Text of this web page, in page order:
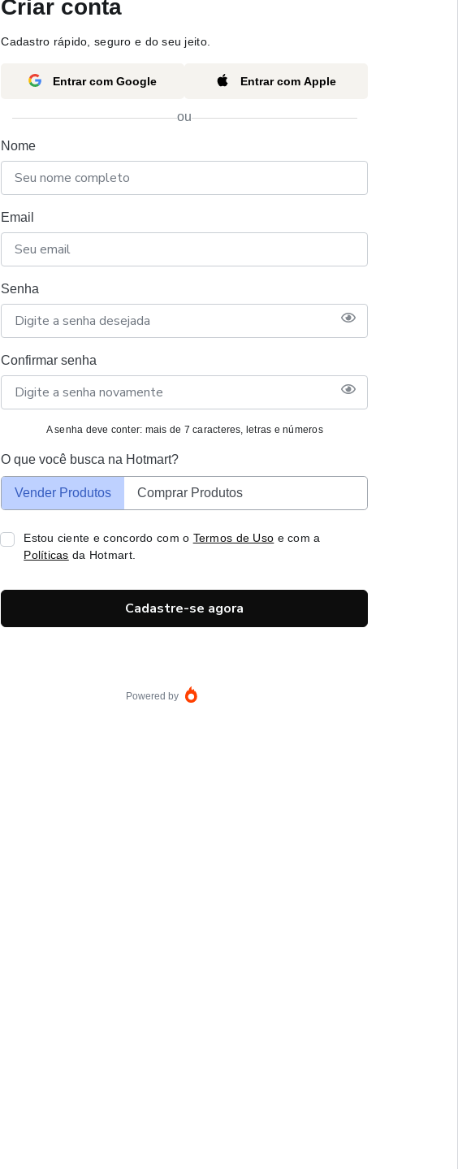
Criar conta
Cadastro rápido, seguro e do seu jeito.
Entrar com Google Entrar com Apple
ou
Nome
Email
Senha
Confirmar senha
A senha deve conter: mais de 7 caracteres, letras e números
O que você busca na Hotmart?
Vender Produtos Comprar Produtos
Estou ciente e concordo com o Termos de Uso e com a
Políticas da Hotmart.
Cadastre-se agora
Powered by